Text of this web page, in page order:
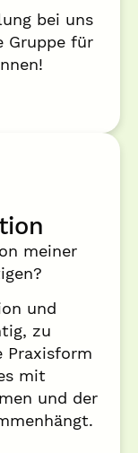
bei uns
Gruppe für
meiner
und
zu
Praxisform
mit
und der